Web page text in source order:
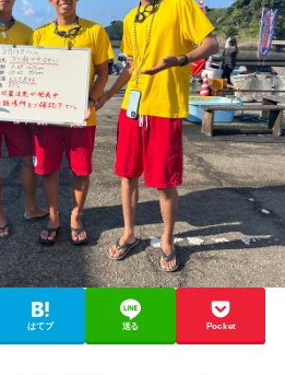
はてブ 送る Pocket